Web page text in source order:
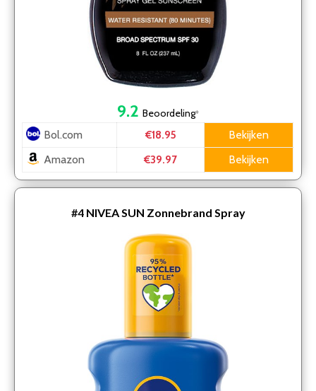
9.2 Beoordeling*
Bol.com €18.95
Bekijken
Amazon
€39.97 Bekijken
#4 NIVEA SUN Zonnebrand Spray